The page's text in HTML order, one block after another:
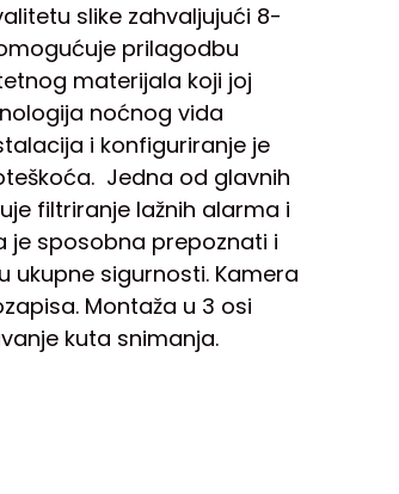
slike zahvaljujući 8-
prilagodbu
materijala koji joj
noćnog vida
i konfiguriranje je
Jedna od glavnih
filtriranje lažnih alarma i
je sposobna prepoznati i
ukupne sigurnosti. Kamera
Montaža u 3 osi
kuta snimanja.